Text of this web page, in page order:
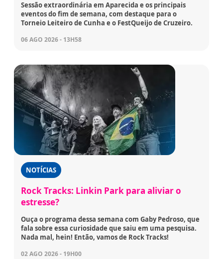
Sessão extraordinária em Aparecida e os principais
eventos do fim de semana, com destaque para o
Torneio Leiteiro de Cunha e o FestQueijo de Cruzeiro.
06 AGO 2026 - 13H58
NOTÍCIAS
Rock Tracks: Linkin Park para aliviar o
estresse?
Ouça o programa dessa semana com Gaby Pedroso, que
fala sobre essa curiosidade que saiu em uma pesquisa.
Nada mal, hein! Então, vamos de Rock Tracks!
02 AGO 2026 - 19H00